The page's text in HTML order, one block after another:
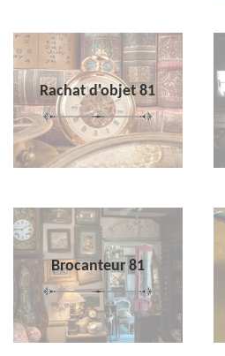
Rachat d'objet 81
Brocanteur 81